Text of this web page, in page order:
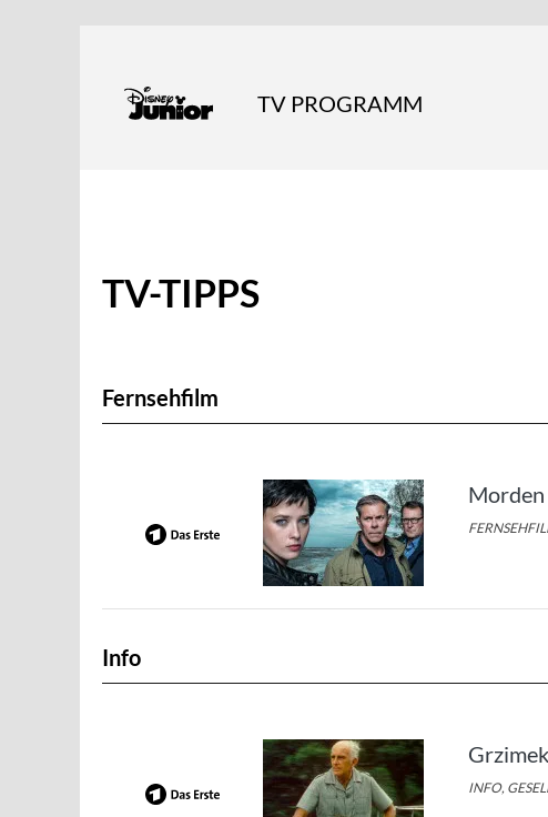
TV PROGRAMM
TV-TIPPS
Fernsehfilm
Info
INFO,